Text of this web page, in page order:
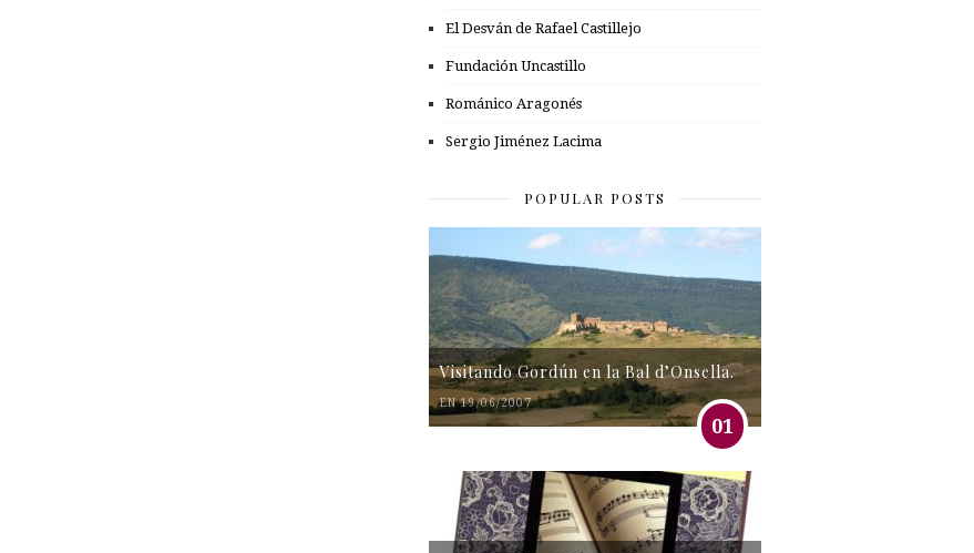
El Desván de Rafael Castillejo
Fundación Uncastillo
Románico Aragonés
Sergio Jiménez Lacima
POPULAR POSTS
Visitando Gordún en la Bal d’Onsella.
EN 19/06/2007
01